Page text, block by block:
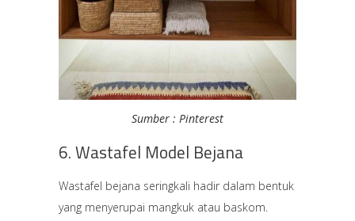
Sumber : Pinterest
6. Wastafel Model Bejana
Wastafel bejana seringkali hadir dalam bentuk
yang menyerupai mangkuk atau baskom.